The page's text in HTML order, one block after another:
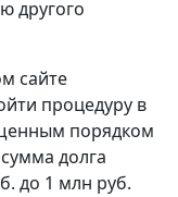
другого
сайте
процедуру в
порядком
долга
до 1 млн руб.